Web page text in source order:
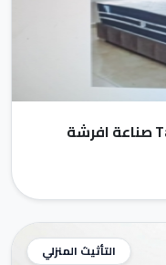
التأثيث المنزلي